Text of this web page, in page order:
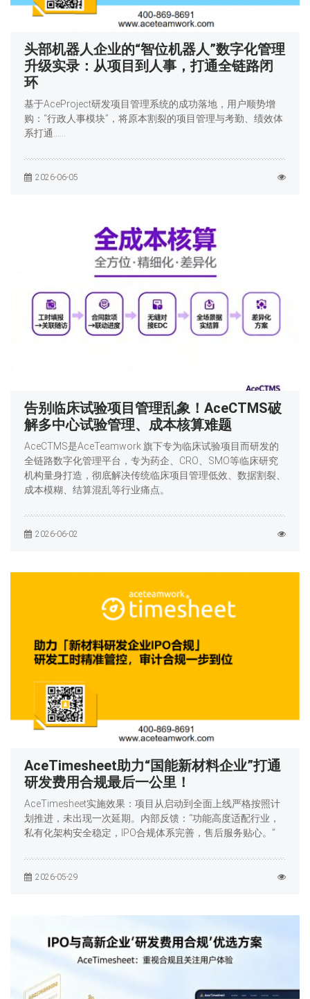
头部机器人企业的“智位机器人”数字化管理
升级实录：从项目到人事，打通全链路闭
环
基于AceProject研发项目管理系统的成功落地，用户顺势增
购：“行政人事模块”，将原本割裂的项目管理与考勤、绩效体
系打通……
2026-06-05
告别临床试验项目管理乱象！AceCTMS破
解多中心试验管理、成本核算难题
AceCTMS是AceTeamwork 旗下专为临床试验项目而研发的
全链路数字化管理平台，专为药企、CRO、SMO等临床研究
机构量身打造，彻底解决传统临床项目管理低效、数据割裂、
成本模糊、结算混乱等行业痛点。
2026-06-02
AceTimesheet助力“国能新材料企业”打通
研发费用合规最后一公里！
AceTimesheet实施效果：项目从启动到全面上线严格按照计
划推进，未出现一次延期。内部反馈：“功能高度适配行业，
私有化架构安全稳定，IPO合规体系完善，售后服务贴心。”
2026-05-29